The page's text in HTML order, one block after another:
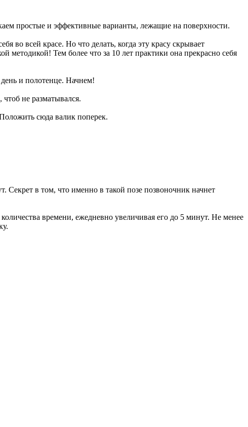
простые и эффективные варианты, лежащие на поверхности.
во всей красе. Но что делать, когда эту красу скрывает
методикой! Тем более что за 10 лет практики она прекрасно себя
и полотенце. Начнем!
не разматывался.
сюда валик поперек.
Секрет в том, что именно в такой позе позвоночник начнет
времени, ежедневно увеличивая его до 5 минут. Не менее